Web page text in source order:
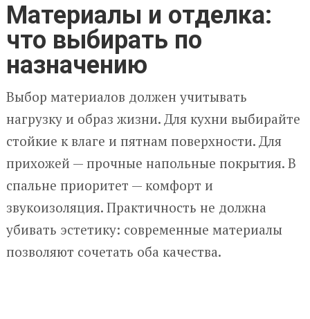
Материалы и отделка:
что выбирать по
назначению
Выбор материалов должен учитывать
нагрузку и образ жизни. Для кухни выбирайте
стойкие к влаге и пятнам поверхности. Для
прихожей — прочные напольные покрытия. В
спальне приоритет — комфорт и
звукоизоляция. Практичность не должна
убивать эстетику: современные материалы
позволяют сочетать оба качества.